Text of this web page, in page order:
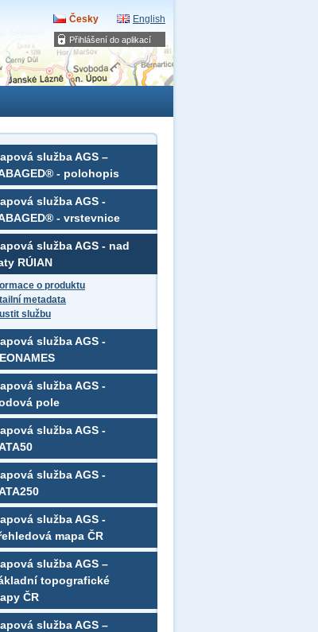
Přihlášení do aplikací
Česky English
služba AGS –
- polohopis
služba AGS -
- vrstevnice
služba AGS - nad
RÚIAN
o produktu
metadata
službu
služba AGS -
služba AGS -
pole
služba AGS -
služba AGS -
služba AGS -
mapa ČR
služba AGS –
topografické
ČR
služba AGS –